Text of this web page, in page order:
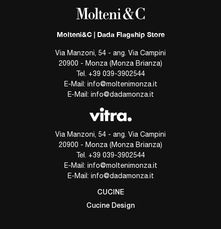
Molteni&C | Dada Flagship Store
Via Manzoni, 54 - ang. Via Campini
20900 - Monza (Monza Brianza)
Tel. +39 039-3902544
E-Mail: info@moltenimonza.it
E-Mail: info@dadamonza.it
Via Manzoni, 54 - ang. Via Campini
20900 - Monza (Monza Brianza)
Tel. +39 039-3902544
E-Mail: info@moltenimonza.it
E-Mail: info@dadamonza.it
CUCINE
Cucine Design